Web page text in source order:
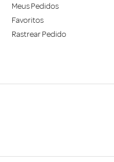
Meus Pedidos
Favoritos
Rastrear Pedido